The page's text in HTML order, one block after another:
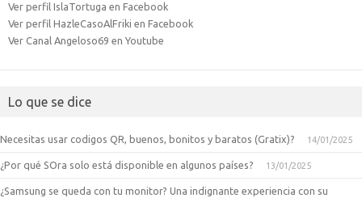
Ver perfil IslaTortuga en Facebook
Ver perfil HazleCasoAlFriki en Facebook
Ver Canal Angeloso69 en Youtube
Lo que se dice
Necesitas usar codigos QR, buenos, bonitos y baratos (Gratix)? 14/01/2025
¿Por qué SOra solo está disponible en algunos países? 13/01/2025
¿Samsung se queda con tu monitor? Una indignante experiencia con su